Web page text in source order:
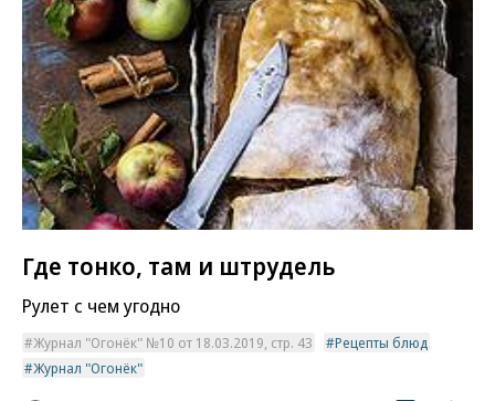
Где тонко, там и штрудель
Рулет с чем угодно
Журнал "Огонёк" №10 от 18.03.2019, стр. 43
Рецепты блюд
Журнал "Огонёк"